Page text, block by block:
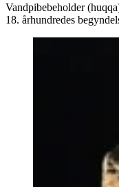
Vandpibebeholder
18. århundredes